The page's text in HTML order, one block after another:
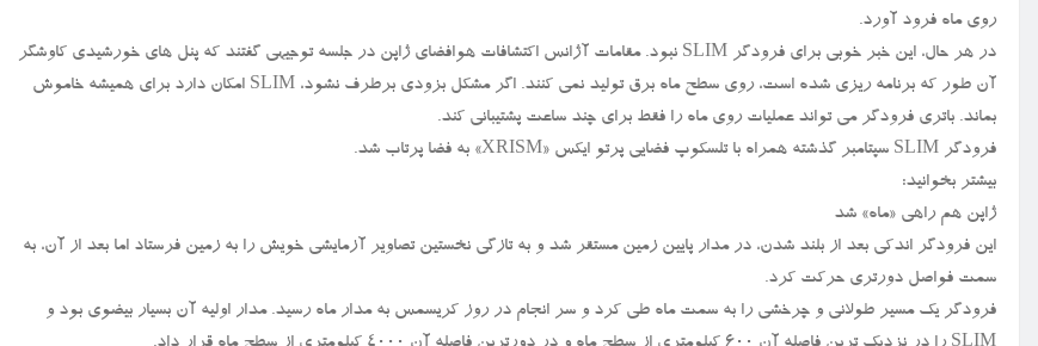
روی ماه فرود آورد.
در هر حال، این خبر خوبی برای فرودگر SLIM نبود. مقامات آژانس اکتشافات هوافضای ژاپن در جلسه توجیهی گفتند که پنل های خورشیدی کاوشگر
آن طور که برنامه ریزی شده است، روی سطح ماه برق تولید نمی کنند. اگر مشکل بزودی برطرف نشود، SLIM امکان دارد برای همیشه خاموش
بماند. باتری فرودگر می تواند عملیات روی ماه را فقط برای چند ساعت پشتیبانی کند.
فرودگر SLIM سپتامبر گذشته همراه با تلسکوپ فضایی پرتو ایکس «XRISM» به فضا پرتاب شد.
بیشتر بخوانید:
ژاپن هم راهی «ماه» شد
این فرودگر اندکی بعد از بلند شدن، در مدار پایین زمین مستقر شد و به تازگی نخستین تصاویر آزمایشی خویش را به زمین فرستاد اما بعد از آن، به
سمت فواصل دورتری حرکت کرد.
فرودگر یک مسیر طولانی و چرخشی را به سمت ماه طی کرد و سر انجام در روز کریسمس به مدار ماه رسید. مدار اولیه آن بسیار بیضوی بود و